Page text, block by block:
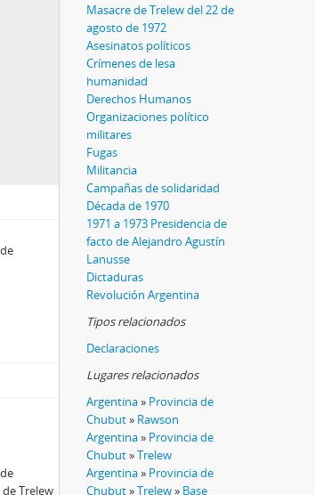
Trelew
Masacre de Trelew del 22 de
agosto de 1972
Asesinatos políticos
Crímenes de lesa
humanidad
Derechos Humanos
Organizaciones político
militares
Fugas
Militancia
Campañas de solidaridad
Década de 1970
1971 a 1973 Presidencia de
facto de Alejandro Agustín
Lanusse
Dictaduras
Revolución Argentina
Tipos relacionados
Declaraciones
Lugares relacionados
Argentina» Provincia de
Chubut» Rawson
Argentina» Provincia de
Chubut»Trelew
Argentina» Provincia de
Chubut»Trelew» Base